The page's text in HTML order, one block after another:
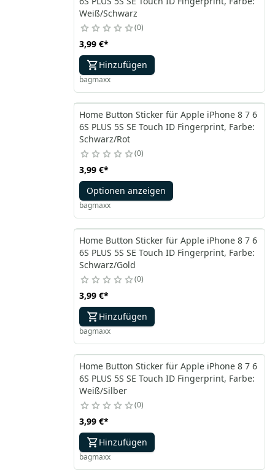
Weiß/Schwarz
0
3,99 €*
Hinzufügen
bagmaxx
Home Button Sticker für Apple iPhone 8 7 6
6S PLUS 5S SE Touch ID Fingerprint, Farbe:
Schwarz/Rot
0
3,99 €*
Optionen anzeigen
bagmaxx
Home Button Sticker für Apple iPhone 8 7 6
6S PLUS 5S SE Touch ID Fingerprint, Farbe:
Schwarz/Gold
0
3,99 €*
Hinzufügen
bagmaxx
Home Button Sticker für Apple iPhone 8 7 6
6S PLUS 5S SE Touch ID Fingerprint, Farbe:
Weiß/Silber
0
3,99 €*
Hinzufügen
bagmaxx